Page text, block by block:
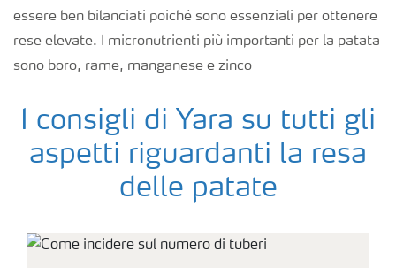
essere ben bilanciati poiché sono essenziali per ottenere
rese elevate. I micronutrienti più importanti per la patata
sono boro, rame, manganese e zinco
I consigli di Yara su tutti gli
aspetti riguardanti la resa
delle patate